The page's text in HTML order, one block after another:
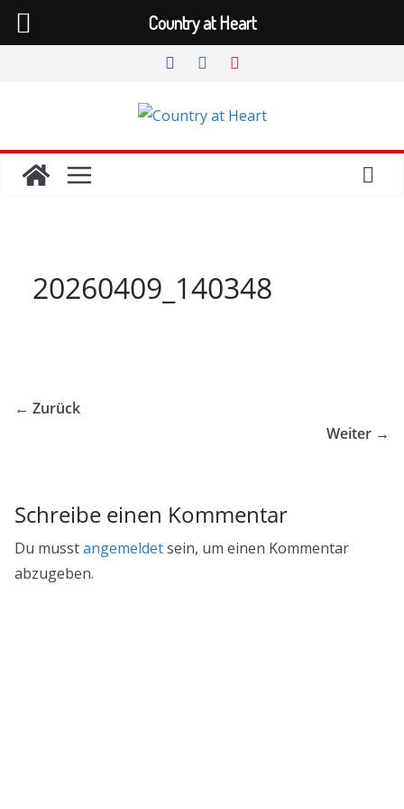
20260409_140348
← Zurück
Weiter →
Schreibe einen Kommentar
Du musstangemeldetsein, um einen Kommentar
abzugeben.
Country at Heart